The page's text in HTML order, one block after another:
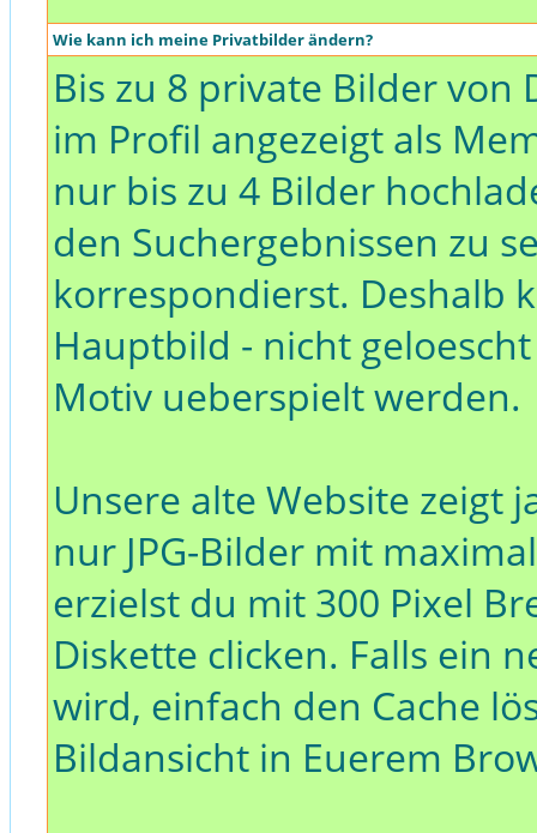
Wie kann ich meine Privatbilder ändern?
Bis zu 8 private Bilder
im Profil angezeigt als
nur bis zu 4 Bilder
den Suchergebnissen zu
korrespondierst. Deshalb
Hauptbild - nicht
Motiv ueberspielt werden.
Unsere alte Website zeigt
nur JPG-Bilder mit
erzielst du mit 300 Pixel
Diskette clicken. Falls ein
wird, einfach den Cache
Bildansicht in Euerem